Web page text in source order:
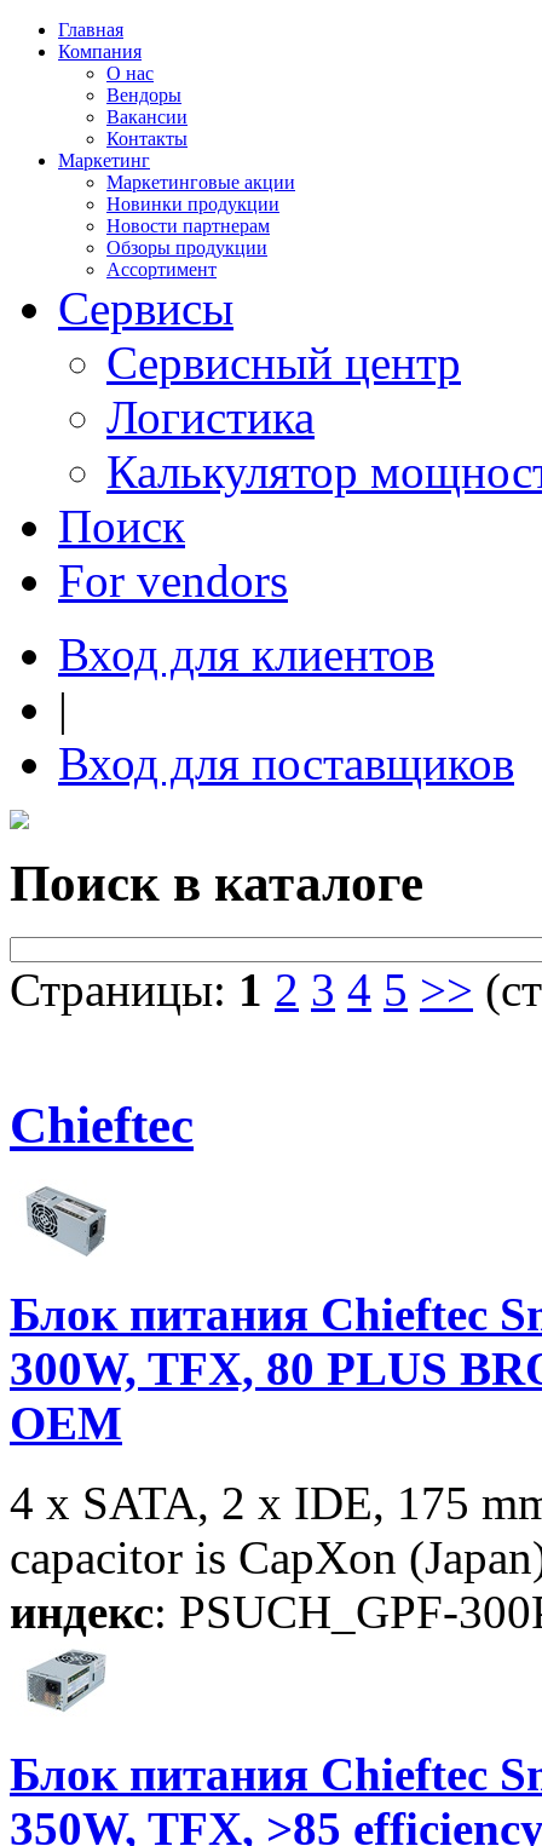
Главная
Компания
О нас
Вендоры
Вакансии
Контакты
Маркетинг
Маркетинговые акции
Новинки продукции
Новости партнерам
Обзоры продукции
Ассортимент
Сервисы
Сервисный центр
Логистика
Калькулятор
Поиск
For vendors
Вход для клиентов
|
Вход для поставщиков
Поиск в каталоге
Страницы: 1 2 3 4 5 >>
Chieftec
Блок питания Chieftec
300W, TFX, 80 PLUS
OEM
4 x SATA, 2 x IDE, 175
capacitor is CapXon
индекс: PSUCH_GPF-
Блок питания Chieftec
350W, TFX, >85